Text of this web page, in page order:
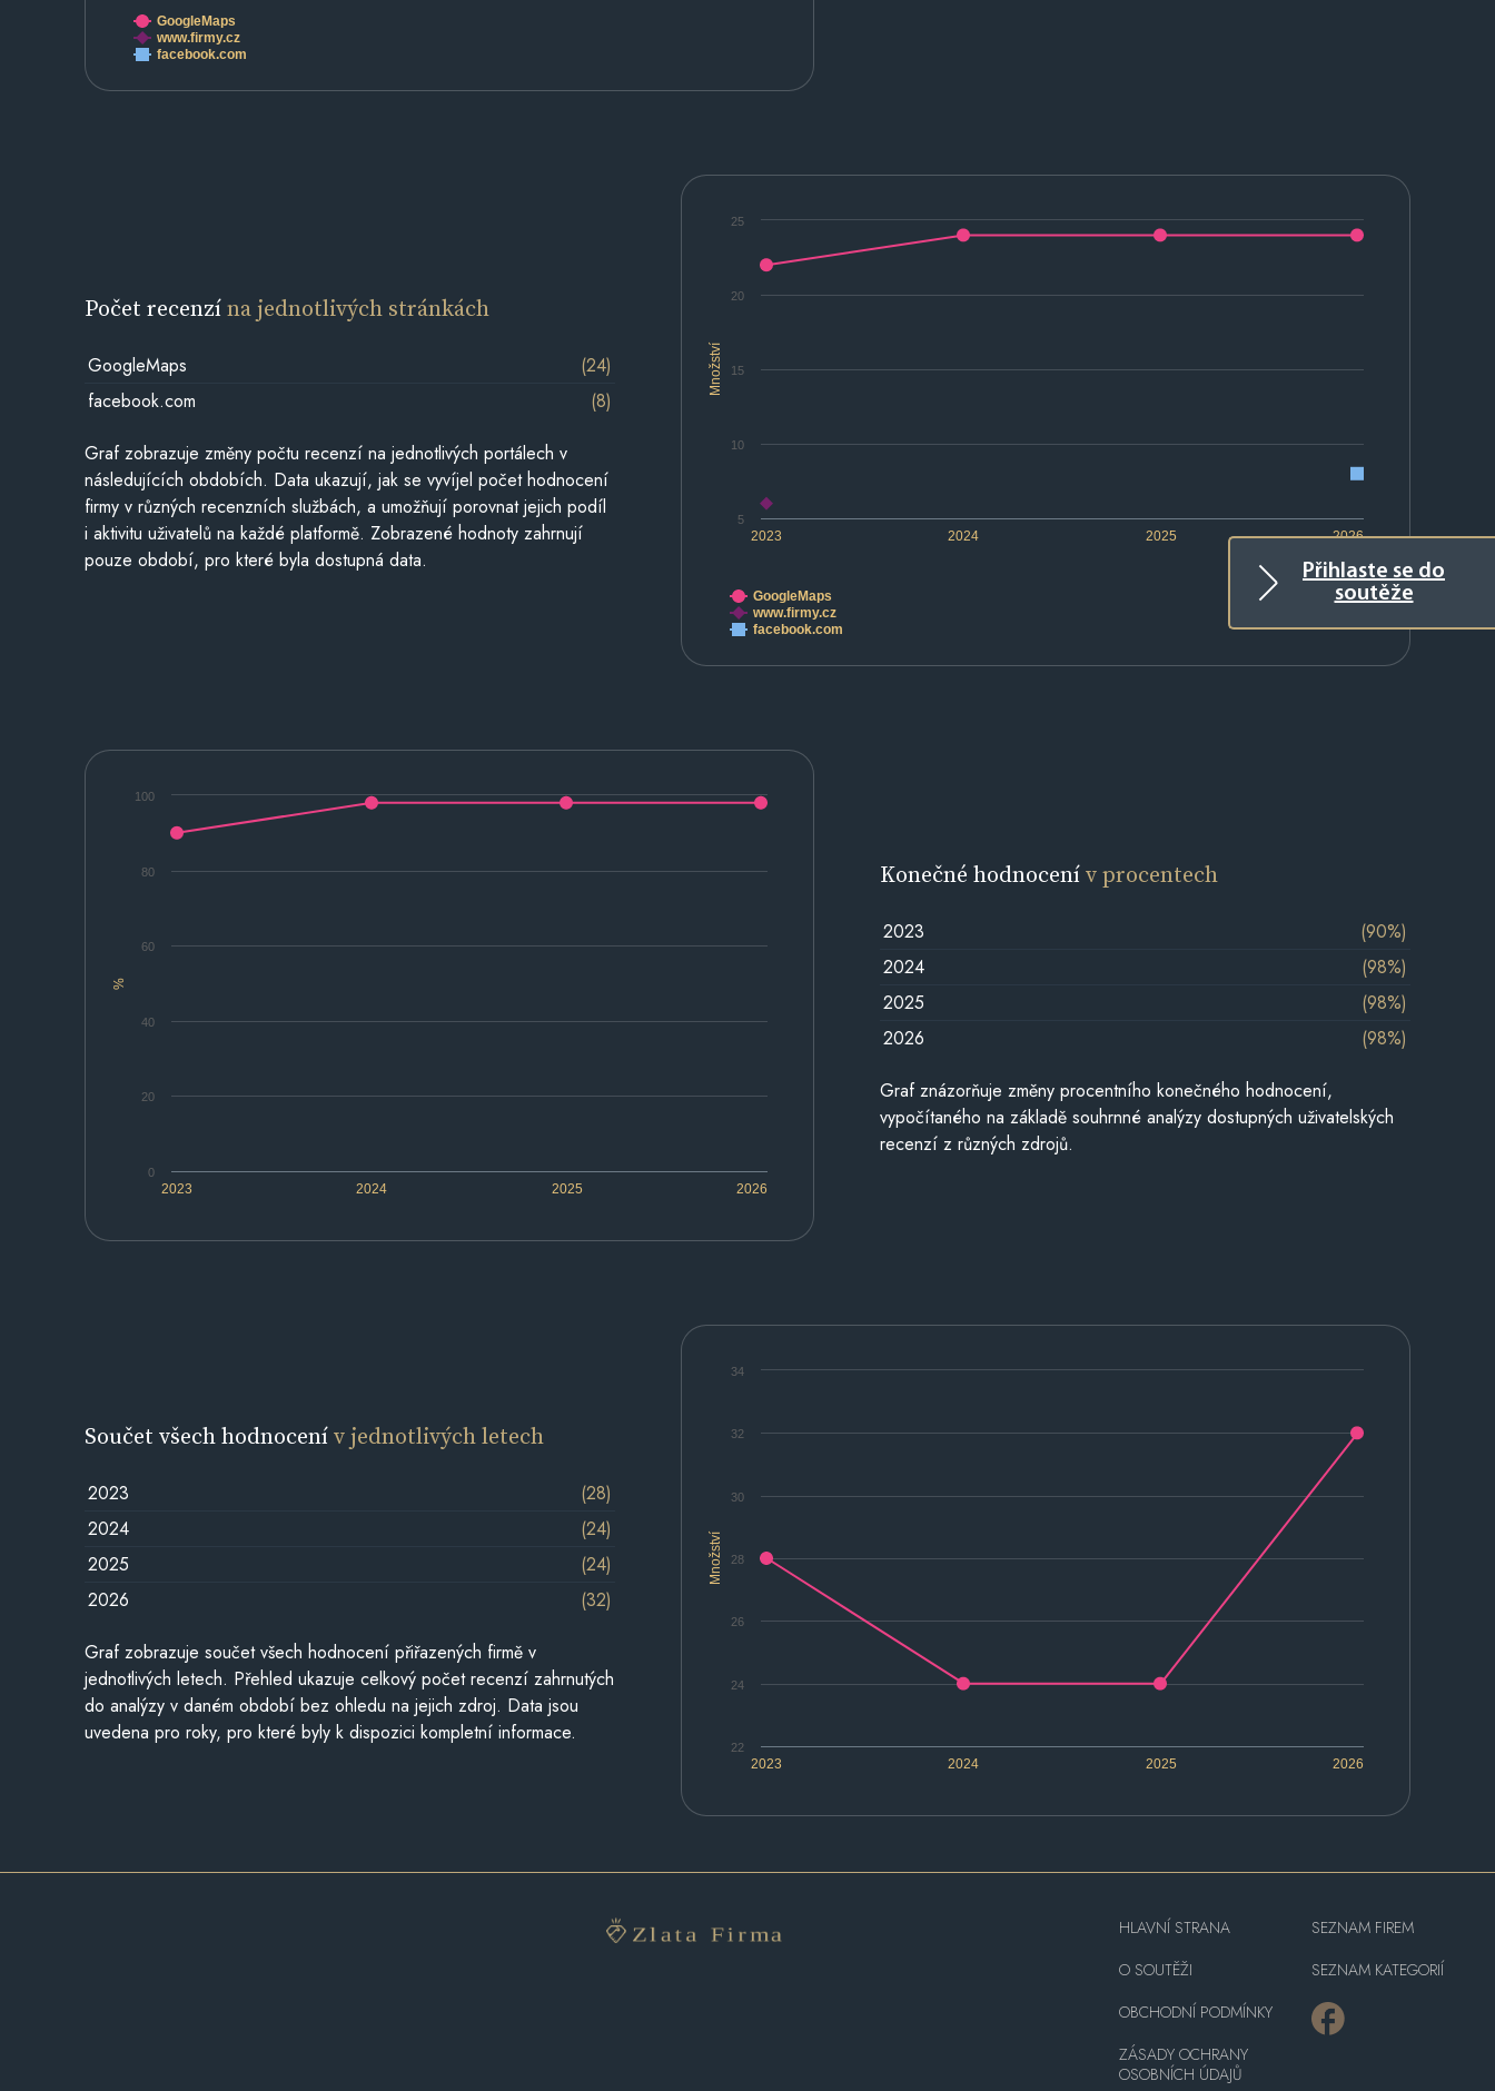
Přihlaste se do
soutěže
GoogleMaps
www.firmy.cz
facebook.com
Množství
2023 2024 2025 2026
5
10
15
20
25
GoogleMaps
www.firmy.cz
facebook.com
Počet recenzína jednotlivých stránkách
GoogleMaps
(24)
facebook.com
(8)
Graf zobrazuje změny počtu recenzí na jednotlivých portálech v
následujících obdobích. Data ukazují, jak se vyvíjel počet hodnocení
firmy v různých recenzních službách, a umožňují porovnat jejich podíl
i aktivitu uživatelů na každé platformě. Zobrazené hodnoty zahrnují
pouze období, pro které byla dostupná data.
%
2023 2024 2025 2026
0
20
40
60
80
100
Konečné hodnocenív procentech
2023
(90%)
2024
(98%)
2025
(98%)
2026
(98%)
Graf znázorňuje změny procentního konečného hodnocení,
vypočítaného na základě souhrnné analýzy dostupných uživatelských
recenzí z různých zdrojů.
Množství
2023 2024 2025 2026
22
24
26
28
30
32
34
Součet všech hodnocenív jednotlivých letech
2023
(28)
2024
(24)
2025
(24)
2026
(32)
Graf zobrazuje součet všech hodnocení přiřazených firmě v
jednotlivých letech. Přehled ukazuje celkový počet recenzí zahrnutých
do analýzy v daném období bez ohledu na jejich zdroj. Data jsou
uvedena pro roky, pro které byly k dispozici kompletní informace.
HLAVNÍ STRANA
O SOUTĚŽI
OBCHODNÍ PODMÍNKY
ZÁSADY OCHRANY
OSOBNÍCH ÚDAJŮ
SEZNAM FIREM
SEZNAM KATEGORIÍ